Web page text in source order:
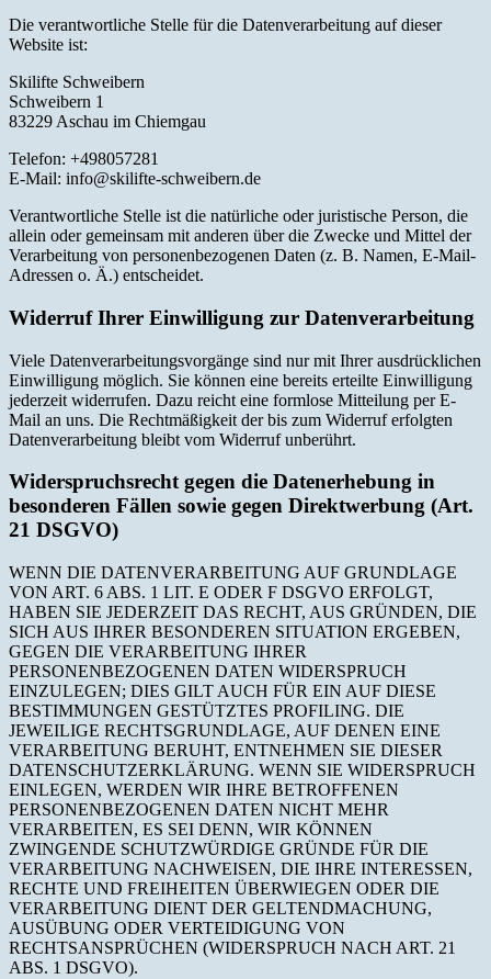
Die verantwortliche Stelle für die Datenverarbeitung auf dieser
Website ist:
Skilifte Schweibern
Schweibern 1
83229 Aschau im Chiemgau
Telefon: +498057281
E-Mail: info@skilifte-schweibern.de
Verantwortliche Stelle ist die natürliche oder juristische Person, die
allein oder gemeinsam mit anderen über die Zwecke und Mittel der
Verarbeitung von personenbezogenen Daten (z. B. Namen, E-Mail-
Adressen o. Ä.) entscheidet.
Widerruf Ihrer Einwilligung zur Datenverarbeitung
Viele Datenverarbeitungsvorgänge sind nur mit Ihrer ausdrücklichen
Einwilligung möglich. Sie können eine bereits erteilte Einwilligung
jederzeit widerrufen. Dazu reicht eine formlose Mitteilung per E-
Mail an uns. Die Rechtmäßigkeit der bis zum Widerruf erfolgten
Datenverarbeitung bleibt vom Widerruf unberührt.
Widerspruchsrecht gegen die Datenerhebung in
besonderen Fällen sowie gegen Direktwerbung (Art.
21 DSGVO)
WENN DIE DATENVERARBEITUNG AUF GRUNDLAGE
VON ART. 6 ABS. 1 LIT. E ODER F DSGVO ERFOLGT,
HABEN SIE JEDERZEIT DAS RECHT, AUS GRÜNDEN, DIE
SICH AUS IHRER BESONDEREN SITUATION ERGEBEN,
GEGEN DIE VERARBEITUNG IHRER
PERSONENBEZOGENEN DATEN WIDERSPRUCH
EINZULEGEN; DIES GILT AUCH FÜR EIN AUF DIESE
BESTIMMUNGEN GESTÜTZTES PROFILING. DIE
JEWEILIGE RECHTSGRUNDLAGE, AUF DENEN EINE
VERARBEITUNG BERUHT, ENTNEHMEN SIE DIESER
DATENSCHUTZERKLÄRUNG. WENN SIE WIDERSPRUCH
EINLEGEN, WERDEN WIR IHRE BETROFFENEN
PERSONENBEZOGENEN DATEN NICHT MEHR
VERARBEITEN, ES SEI DENN, WIR KÖNNEN
ZWINGENDE SCHUTZWÜRDIGE GRÜNDE FÜR DIE
VERARBEITUNG NACHWEISEN, DIE IHRE INTERESSEN,
RECHTE UND FREIHEITEN ÜBERWIEGEN ODER DIE
VERARBEITUNG DIENT DER GELTENDMACHUNG,
AUSÜBUNG ODER VERTEIDIGUNG VON
RECHTSANSPRÜCHEN (WIDERSPRUCH NACH ART. 21
ABS. 1 DSGVO).